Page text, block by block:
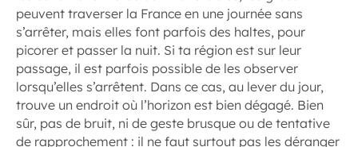
peuvent traverser la France en une journée sans
s’arrêter, mais elles font parfois des haltes, pour
picorer et passer la nuit. Si ta région est sur leur
passage, il est parfois possible de les observer
lorsqu’elles s’arrêtent. Dans ce cas, au lever du jour,
trouve un endroit où l’horizon est bien dégagé. Bien
sûr, pas de bruit, ni de geste brusque ou de tentative
de rapprochement : il ne faut surtout pas les déranger